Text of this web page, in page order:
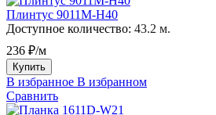
Плинтус 9011M-H40
Доступное количество: 43.2 м.
236 ₽/м
Купить
В избранное В избранном
Сравнить